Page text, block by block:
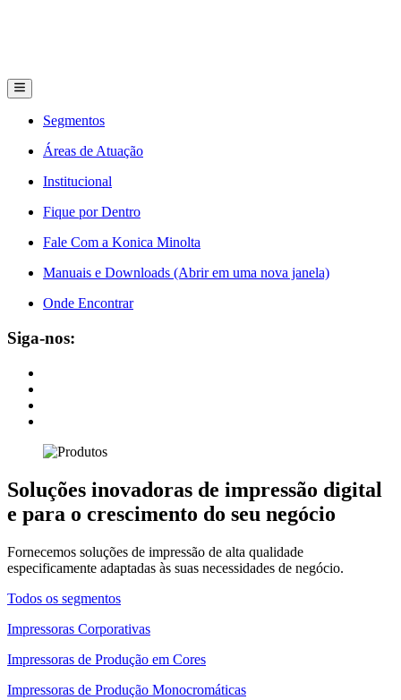
Segmentos
Áreas de Atuação
Institucional
Fique por Dentro
Fale Com a Konica Minolta
Manuais e Downloads (Abrir em uma nova janela)
Onde Encontrar
Siga-nos:
Soluções inovadoras de impressão digital
e para o crescimento do seu negócio
Fornecemos soluções de impressão de alta qualidade
especificamente adaptadas às suas necessidades de negócio.
Todos os segmentos
Impressoras Corporativas
Impressoras de Produção em Cores
Impressoras de Produção Monocromáticas